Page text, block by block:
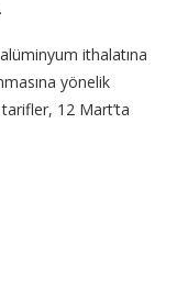
ithalatına
yönelik
12 Mart’ta